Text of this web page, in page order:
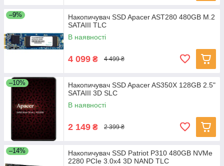
–9%
Накопичувач SSD Apacer AST280 480GB M.2
SATAIII TLC
В наявності
4 099 ₴ 4 499 ₴
–10%
Накопичувач SSD Apacer AS350X 128GB 2.5"
SATAIII 3D SLC
В наявності
2 149 ₴ 2 399 ₴
–14%
Накопичувач SSD Patriot P310 480GB NVMe
2280 PCIe 3.0x4 3D NAND TLC